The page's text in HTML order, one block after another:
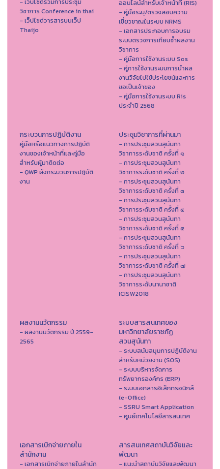
วิชาการ Conference in thai
- เว็ปไซต์วารสารบนเว็ป
Thaijo
ออนไลน์สำหรับเจ้าหน้าที่ (RIS)
- คู่มือระบุ/ตรวจสอบความ
เชี่ยวชาญในระบบ NRMS
- เอกสารประกอบการอบรม
ระบบตรวจการเทียบซ้ำผลงาน
วิชาการ
- คู่มือการใช้งานระบบ Sos
- คู่การใช้งานระบบการนำผล
งานวิจัยไปใช้ประโยชน์และการ
ขอเป็นเจ้าของ
- คู่มือการใช้งานระบบ Ris
ประจำปี 2568
กระบวนการปฏิบัติงาน
คู่มือหรือแนวทางการปฏิบัติ
งานของเจ้าหน้าที่และคู่มือ
สำหรับผู้มาติดต่อ
- QWP ผังกระบวนการปฏิบัติ
งาน
ประชุมวิชาการที่ผ่านมา
- การประชุมสวนสุนันทา
วิชาการระดับชาติ ครั้งที่ ๑
- การประชุมสวนสุนันทา
วิชาการระดับชาติ ครั้งที่ ๒
- การประชุมสวนสุนันทา
วิชาการระดับชาติ ครั้งที่ ๓
- การประชุมสวนสุนันทา
วิชาการระดับชาติ ครั้งที่ ๔
- การประชุมสวนสุนันทา
วิชาการระดับชาติ ครั้งที่ ๕
- การประชุมสวนสุนันทา
วิชาการระดับชาติ ครั้งที่ ๖
- การประชุมสวนสุนันทา
วิชาการระดับชาติ ครั้งที่ ๗
- การประชุมสวนสุนันทา
วิชาการระดับนานาชาติ
ICISW2018
ผลงานนวัตกรรม
- ผลงานนวัตกรรม ปี 2559-
2565
ระบบสารสนเทศของ
มหาวิทยาลัยราชภัฏ
สวนสุนันทา
- ระบบสนับสนุนการปฏิบัติงาน
สำหรับหน่วยงาน (SOS)
- ระบบบริหารจัดการ
ทรัพยากรองค์กร (ERP)
- ระบบเอกสารอิเล็กทรอนิกส์
(e-Office)
- SSRU Smart Application
- ศูนย์เทคโนโลยีสารสนเทศ
เอกสารเบิกจ่ายภายใน
สำนักงาน
- เอกสารเบิกจ่ายภายในสำนัก
สารสนเทศสถาบันวิจัยและ
พัฒนา
- แนะนำสถาบันวิจัยและพัฒนา